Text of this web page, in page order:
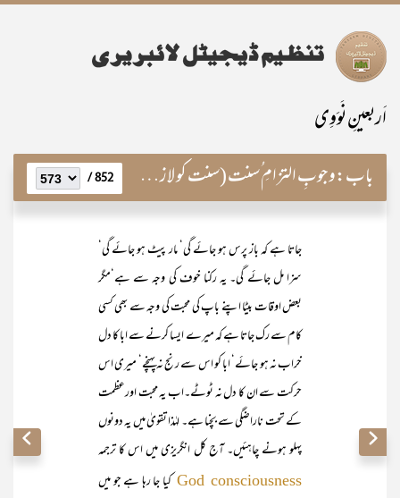
اَربعینِ نَوَوِی
باب:وجوبِ التزامِ ُسنت (سنت کو لازم پکڑنا) 852 /
جاتا ہے کہ باز پرس ہو جائے گی‘ مار پیٹ ہو جائے گی‘
سزا مل جائے گی۔ یہ رکنا خوف کی وجہ سے ہے‘مگر
بعض اوقات بیٹا اپنے باپ کی محبت کی وجہ سے بھی کسی
کام سے رک جاتا ہے کہ میرے ایسا کرنے سے ابا کا دل
خراب نہ ہو جائے‘ ابا کو اس سے رنج نہ پہنچے‘ میری اس
حرکت سے ان کا دل نہ ٹوٹے۔اب یہ محبت اورعظمت
کے تحت ناراضگی سے بچنا ہے۔ لہٰذا تقویٰ میں یہ دونوں
پہلو ہونے چاہئیں۔ آج کل انگریزی میں اس کا ترجمہ
God consciousness کیا جا رہا ہے جو میں